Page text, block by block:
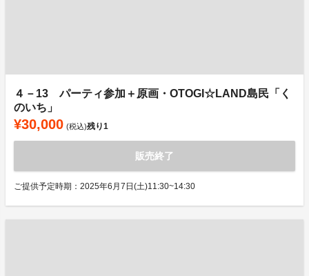
４－13 パーティ参加＋原画・OTOGI☆LAND島民「く
のいち」
¥30,000 (税込)残り1
販売終了
ご提供予定時期：2025年6月7日(土)11:30~14:30